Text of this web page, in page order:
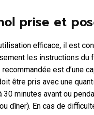
prise et
efficace, il est
les instructions du
est d’une
être pris avec une
30 minutes avant ou
dîner). En cas de